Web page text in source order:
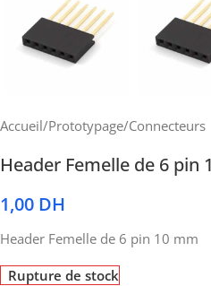
Accueil/Prototypage/Connecteurs
Header Femelle de 6 pin
1,00 DH
Header Femelle de 6 pin 10 mm
Rupture de stock